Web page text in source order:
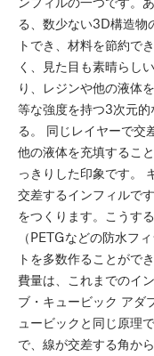
る、数少ない3D構造物
トでき、材料を節約で
く、見た目も素晴らし
り、レジンや他の液体
等な強度を持つ3次元
る。 同じレイヤーで交
他の液体を充填するこ
っきりした印象です。
交差するインフィルで
をつくります。こうす
（PETGなどの防水フ
トを多数作ることがで
費量は、これまでのイ
ブ・キュービック アダ
ュービックと同じ原理
で、線が交差する角か